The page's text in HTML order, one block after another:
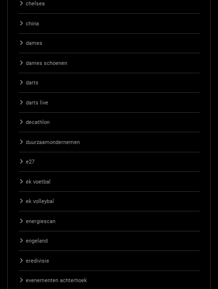
chelsea
china
dames
dames schoenen
darts
darts live
decathlon
duurzaamondernemen
e27
ek voetbal
ek volleybal
energiescan
engeland
eredivisie
evenementen achterhoek